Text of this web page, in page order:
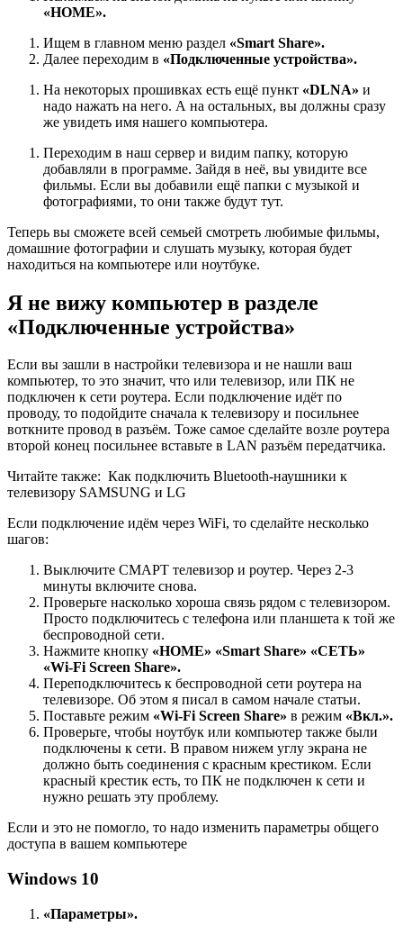
«HOME».
Ищем в главном меню раздел «Smart Share».
Далее переходим в «Подключенные устройства».
На некоторых прошивках есть ещё пункт «DLNA» и
надо нажать на него. А на остальных, вы должны сразу
же увидеть имя нашего компьютера.
Переходим в наш сервер и видим папку, которую
добавляли в программе. Зайдя в неё, вы увидите все
фильмы. Если вы добавили ещё папки с музыкой и
фотографиями, то они также будут тут.
Теперь вы сможете всей семьей смотреть любимые фильмы,
домашние фотографии и слушать музыку, которая будет
находиться на компьютере или ноутбуке.
Я не вижу компьютер в разделе
«Подключенные устройства»
Если вы зашли в настройки телевизора и не нашли ваш
компьютер, то это значит, что или телевизор, или ПК не
подключен к сети роутера. Если подключение идёт по
проводу, то подойдите сначала к телевизору и посильнее
воткните провод в разъём. Тоже самое сделайте возле роутера
второй конец посильнее вставьте в LAN разъём передатчика.
Читайте также: Как подключить Bluetooth-наушники к
телевизору SAMSUNG и LG
Если подключение идём через WiFi, то сделайте несколько
шагов:
Выключите СМАРТ телевизор и роутер. Через 2-3
минуты включите снова.
Проверьте насколько хороша связь рядом с телевизором.
Просто подключитесь с телефона или планшета к той же
беспроводной сети.
Нажмите кнопку «HOME» «Smart Share» «СЕТЬ»
«Wi-Fi Screen Share».
Переподключитесь к беспроводной сети роутера на
телевизоре. Об этом я писал в самом начале статьи.
Поставьте режим «Wi-FiScreen Share» в режим «Вкл.».
Проверьте, чтобы ноутбук или компьютер также были
подключены к сети. В правом нижем углу экрана не
должно быть соединения с красным крестиком. Если
красный крестик есть, то ПК не подключен к сети и
нужно решать эту проблему.
Если и это не помогло, то надо изменить параметры общего
доступа в вашем компьютере
Windows 10
«Параметры».